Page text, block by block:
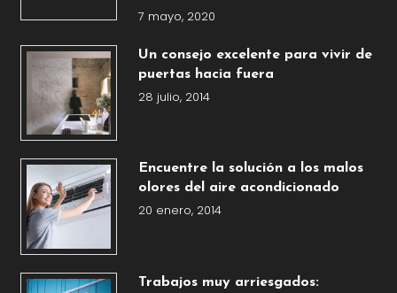
7 mayo, 2020
Un consejo excelente para vivir de
puertas hacia fuera
28 julio, 2014
Encuentre la solución a los malos
olores del aire acondicionado
20 enero, 2014
Trabajos muy arriesgados: